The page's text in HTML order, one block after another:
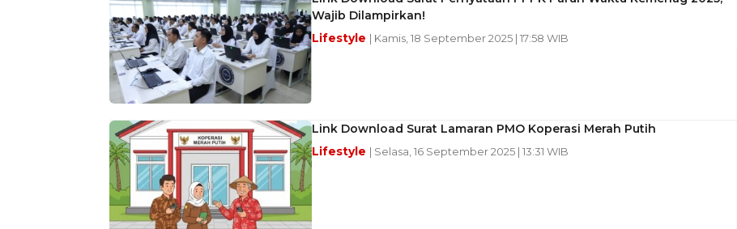
Wajib Dilampirkan!
Lifestyle | Kamis, 18 September 2025 | 17:58 WIB
Link Download Surat Lamaran PMO Koperasi Merah Putih
Lifestyle | Selasa, 16 September 2025 | 13:31 WIB